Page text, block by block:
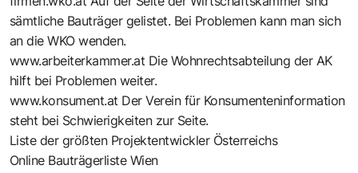
sämtliche Bauträger gelistet. Bei Problemen kann man sich
an die WKO wenden.
www.arbeiterkammer.at Die Wohnrechtsabteilung der AK
hilft bei Problemen weiter.
www.konsument.at Der Verein für Konsumenteninformation
steht bei Schwierigkeiten zur Seite.
Liste der größten Projektentwickler Österreichs
Online Bauträgerliste Wien